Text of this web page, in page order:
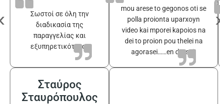
Σωστοί σε όλη την
διαδικασία της
παραγγελίας και
εξυπηρετικότατοι
mou arese to gegonos oti se
polla proionta uparxoyn
video kai mporei kapoios na
dei to proion pou thelei na
agorasei……en drasei!
Σταύρος
Σταυρόπουλος